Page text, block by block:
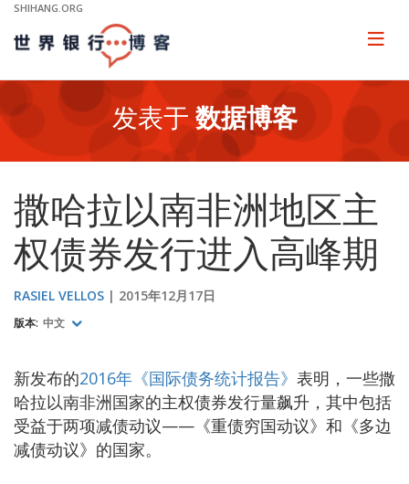
Skip
Main
Navigation
SHIHANG.ORG
Page
发表于 数据博客
撒哈拉以南非洲地区主
权债券发行进入高峰期
RASIEL VELLOS 2015年12月17日
版本: 中文
新发布的2016年《国际债务统计报告》 表明，一些撒
哈拉以南非洲国家的主权债券发行量飙升，其中包括
受益于两项减债动议——《重债穷国动议》和《多边
减债动议》的国家。